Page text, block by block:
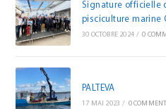
Signature officielle
pisciculture marine
30 OCTOBRE 2024 / 0
PALTEVA
17 MAI 2023 / 0